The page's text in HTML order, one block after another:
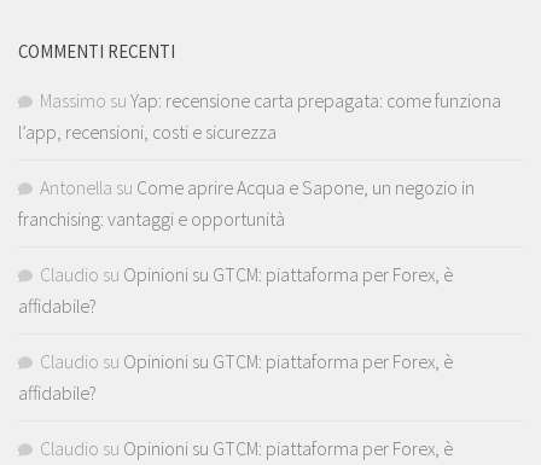
COMMENTI RECENTI
Massimo su Yap: recensione carta prepagata: come funziona
l’app, recensioni, costi e sicurezza
Antonella su Come aprire Acqua e Sapone, un negozio in
franchising: vantaggi e opportunità
Claudio su Opinioni su GTCM: piattaforma per Forex, è
affidabile?
Claudio su Opinioni su GTCM: piattaforma per Forex, è
affidabile?
Claudio su Opinioni su GTCM: piattaforma per Forex, è